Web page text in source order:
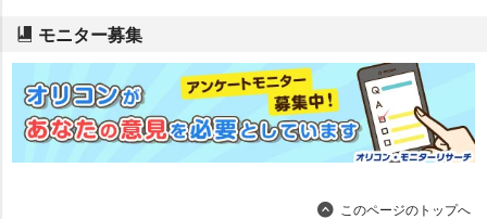
モニター募集
このページのトップへ